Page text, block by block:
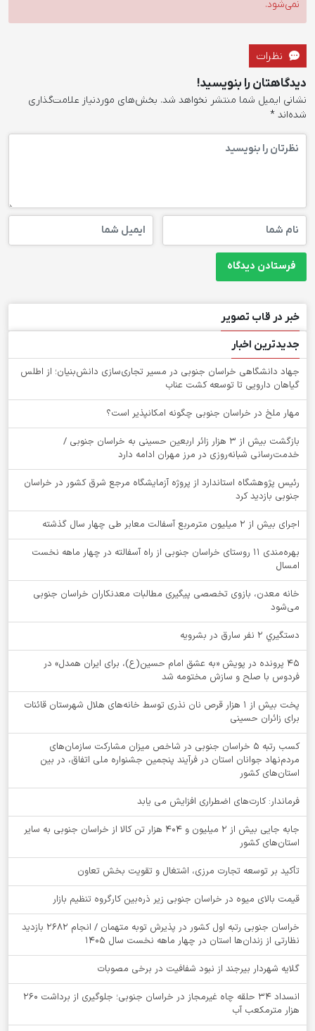
نمی‌شود.
نظرات
دیدگاهتان را بنویسید!
نشانی ایمیل شما منتشر نخواهد شد. بخش‌های موردنیاز علامت‌گذاری
شده‌اند *
خبر در قاب تصویر
جدیدترین اخبار
جهاد دانشگاهی خراسان جنوبی در مسیر تجاری‌سازی دانش‌بنیان؛ از اطلس
گیاهان دارویی تا توسعه کشت عناب
‌مهار ملخ در خراسان جنوبی چگونه امکانپذیر است؟
بازگشت بیش از ۳ هزار زائر اربعین حسینی به خراسان جنوبی /
خدمت‌رسانی شبانه‌روزی در مرز مهران ادامه دارد
رئیس پژوهشگاه استاندارد از پروژه آزمایشگاه مرجع شرق کشور در خراسان
جنوبی بازدید کرد
اجرای بیش از ۲ میلیون مترمربع آسفالت معابر طی چهار سال گذشته
بهره‌مندی ۱۱ روستای خراسان جنوبی از راه آسفالته در چهار ماهه نخست
امسال
خانه معدن، بازوی تخصصی پیگیری مطالبات معدنکاران خراسان جنوبی
می‌شود
دستگيري 2 نفر سارق در بشرويه
۴۵ پرونده در پویش «به عشق امام حسین(ع)، برای ایران همدل» در
فردوس با صلح و سازش مختومه شد
پخت بیش از 1 هزار قرص نان نذری توسط خانه‌های هلال شهرستان قائنات
برای زائران حسینی
کسب رتبه ۵ خراسان جنوبی در شاخص میزان مشارکت سازمان‌های
مردم‌نهاد جوانان استان در فرآیند پنجمین جشنواره ملی اتفاق، در بین
استان‌های کشور
فرماندار: کارت‌های اضطراری افزایش می یابد
جابه جایی بیش از 2 میلیون و 404 هزار تن کالا از خراسان جنوبی به سایر
استان‌های کشور
تأکید بر توسعه تجارت مرزی، اشتغال و تقویت بخش تعاون
قیمت بالای میوه در خراسان جنوبی زیر ذره‌بین کارگروه تنظیم بازار
خراسان جنوبی رتبه اول کشور در پذیرش توبه متهمان / انجام ۲۶۸۲ بازدید
نظارتی از زندان‌ها استان در چهار ماهه نخست سال 1405
گلایه شهردار بیرجند از نبود شفافیت در برخی مصوبات
انسداد ۳۴ حلقه چاه غیرمجاز در خراسان جنوبی؛ جلوگیری از برداشت ۲۶۰
هزار مترمکعب آب